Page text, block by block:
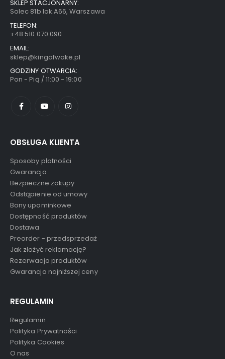
SKLEP STACJONARNY:
Solec 81b lok.A66, Warszawa
TELEFON:
+48 510 070 090
EMAIL:
sklep@kingofwake.pl
GODZINY OTWARCIA:
Pon - Pią / 11:00 - 19:00
OBSŁUGA KLIENTA
Sposoby płatności
Gwarancja
Bezpieczne zakupy
Odstąpienie od umowy
Bony upominkowe
Dostępność produktów
Dostawa
Preorder - przedsprzedaż
Jak złożyć reklamację?
Rezerwacja produktów
Gwarancja najniższej ceny
REGULAMIN
Regulamin
Polityka Prywatności
Polityka Cookies
O nas